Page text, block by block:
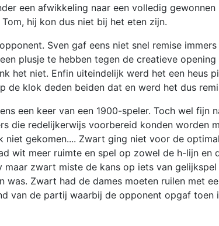
een afwikkeling naar een volledig gewonnen
hij kon dus niet bij het eten zijn.
Sven gaf eens niet snel remise
plusje te hebben tegen de creatieve
het niet. Enfin uiteindelijk werd het een heus
de klok deden beiden dat en werd het dus
een keer van een 1900-speler. Toch wel fijn
die redelijkerwijs voorbereid konden worden
niet gekomen.... Zwart ging niet voor de
wit meer ruimte en spel op zowel de h-lijn en
zwart miste de kans op iets van
Zwart had de dames moeten ruilen met
van de partij waarbij de opponent opgaf toen